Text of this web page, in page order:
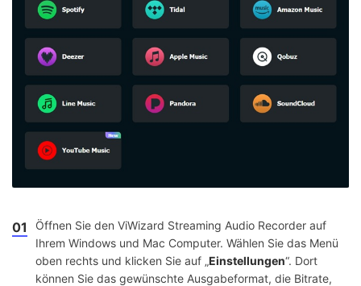
01
Öffnen Sie den ViWizard Streaming Audio Recorder auf
Ihrem Windows und Mac Computer. Wählen Sie das Menü
oben rechts und klicken Sie auf „Einstellungen“. Dort
können Sie das gewünschte Ausgabeformat, die Bitrate,